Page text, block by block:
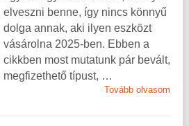
elveszni benne, így nincs könnyű
dolga annak, aki ilyen eszközt
vásárolna 2025-ben. Ebben a
cikkben most mutatunk pár bevált,
megfizethető típust, …
Tovább olvasom